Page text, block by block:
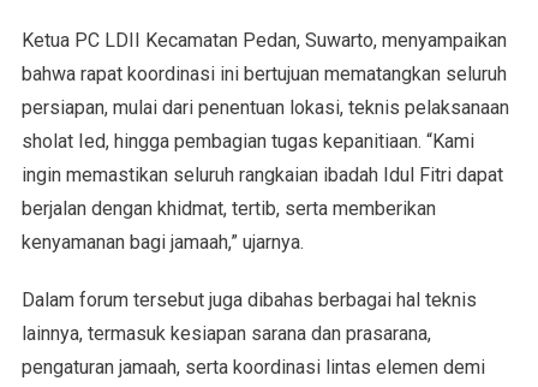
Ketua PC LDII Kecamatan Pedan, Suwarto, menyampaikan
bahwa rapat koordinasi ini bertujuan mematangkan seluruh
persiapan, mulai dari penentuan lokasi, teknis pelaksanaan
sholat Ied, hingga pembagian tugas kepanitiaan. “Kami
ingin memastikan seluruh rangkaian ibadah Idul Fitri dapat
berjalan dengan khidmat, tertib, serta memberikan
kenyamanan bagi jamaah,” ujarnya.
Dalam forum tersebut juga dibahas berbagai hal teknis
lainnya, termasuk kesiapan sarana dan prasarana,
pengaturan jamaah, serta koordinasi lintas elemen demi